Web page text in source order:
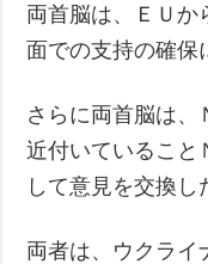
両首脳は、ＥＵか
面での支持の確保
さらに両首脳は、
近付いていること
して意見を交換し
両者は、ウクライ